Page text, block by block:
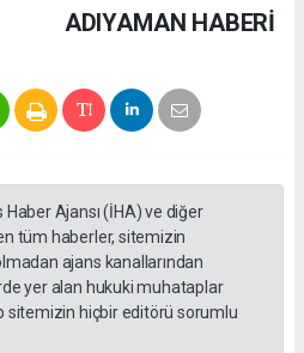
ADIYAMAN HABERİ
Ajansı (İHA) ve diğer
tüm haberler, sitemizin
ajans kanallarından
yer alan hukuki muhataplar
sitemizin hiçbir editörü sorumlu